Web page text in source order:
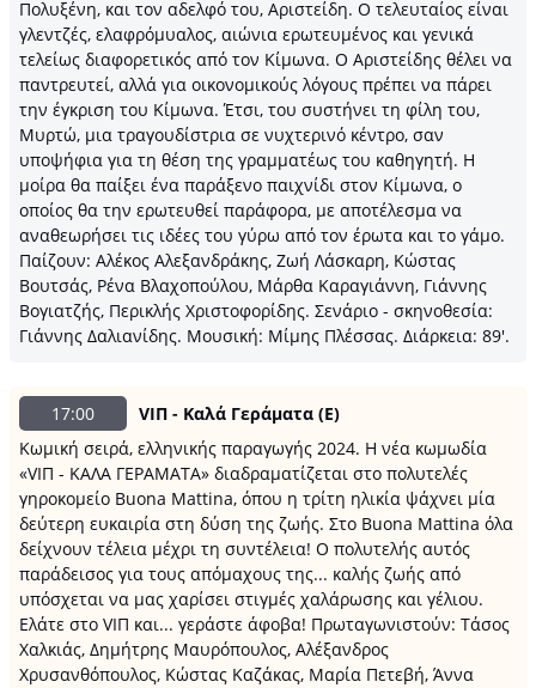
Πολυξένη, και τον αδελφό του, Αριστείδη. Ο τελευταίος είναι
γλεντζές, ελαφρόμυαλος, αιώνια ερωτευμένος και γενικά
τελείως διαφορετικός από τον Κίμωνα. Ο Αριστείδης θέλει να
παντρευτεί, αλλά για οικονομικούς λόγους πρέπει να πάρει
την έγκριση του Κίμωνα. Έτσι, του συστήνει τη φίλη του,
Μυρτώ, μια τραγουδίστρια σε νυχτερινό κέντρο, σαν
υποψήφια για τη θέση της γραμματέως του καθηγητή. Η
μοίρα θα παίξει ένα παράξενο παιχνίδι στον Κίμωνα, ο
οποίος θα την ερωτευθεί παράφορα, με αποτέλεσμα να
αναθεωρήσει τις ιδέες του γύρω από τον έρωτα και το γάμο.
Παίζουν: Αλέκος Αλεξανδράκης, Ζωή Λάσκαρη, Κώστας
Βουτσάς, Ρένα Βλαχοπούλου, Μάρθα Καραγιάννη, Γιάννης
Βογιατζής, Περικλής Χριστοφορίδης. Σενάριο - σκηνοθεσία:
Γιάννης Δαλιανίδης. Μουσική: Μίμης Πλέσσας. Διάρκεια: 89'.
17:00
VΙΠ - Καλά Γεράματα (Ε)
Κωμική σειρά, ελληνικής παραγωγής 2024. Η νέα κωμωδία
«VIΠ - ΚΑΛΑ ΓΕΡΑΜΑΤΑ» διαδραματίζεται στο πολυτελές
γηροκομείο Buona Mattina, όπου η τρίτη ηλικία ψάχνει μία
δεύτερη ευκαιρία στη δύση της ζωής. Στο Buona Mattina όλα
δείχνουν τέλεια μέχρι τη συντέλεια! O πολυτελής αυτός
παράδεισος για τους απόμαχους της... καλής ζωής από
υπόσχεται να μας χαρίσει στιγμές χαλάρωσης και γέλιου.
Ελάτε στο VΙΠ και... γεράστε άφοβα! Πρωταγωνιστούν: Τάσος
Χαλκιάς, Δημήτρης Μαυρόπουλος, Αλέξανδρος
Χρυσανθόπουλος, Κώστας Καζάκας, Μαρία Πετεβή, Άννα